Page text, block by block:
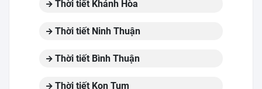
Thời tiết Khánh Hòa
Thời tiết Ninh Thuận
Thời tiết Bình Thuận
Thời tiết Kon Tum